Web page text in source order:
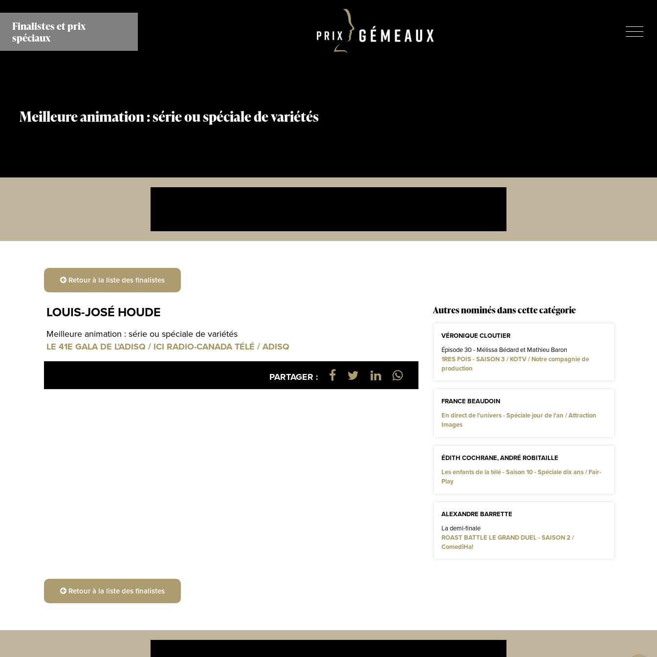
contenu
principal
Finalistes et prix
spéciaux
Meilleure animation : série ou spéciale de variétés
Retour à la liste des finalistes
LOUIS-JOSÉ HOUDE
Meilleure animation : série ou spéciale de variétés
LE 41E GALA DE L'ADISQ / ICI RADIO-CANADA TÉLÉ / ADISQ
PARTAGER :
Autres nominés dans cette catégorie
VÉRONIQUE CLOUTIER
Épisode 30 - Mélissa Bédard et Mathieu Baron
1RES FOIS - SAISON 3 / KOTV / Notre compagnie de
production
FRANCE BEAUDOIN
En direct de l'univers - Spéciale jour de l'an / Attraction
Images
ÉDITH COCHRANE, ANDRÉ ROBITAILLE
Les enfants de la télé - Saison 10 - Spéciale dix ans / Fair-
Play
ALEXANDRE BARRETTE
La demi-finale
ROAST BATTLE LE GRAND DUEL - SAISON 2 /
ComediHa!
Retour à la liste des finalistes